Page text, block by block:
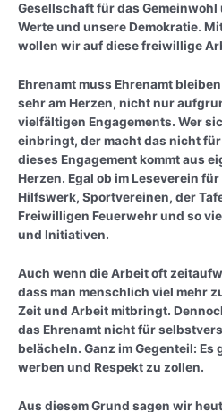
Gesellschaft für das
Werte und unsere Demokratie.
wollen wir auf diese freiwillige
Ehrenamt muss Ehrenamt
sehr am Herzen, nicht nur
vielfältigen Engagements. Wer
einbringt, der macht das nicht
dieses Engagement kommt aus
Herzen. Egal ob im Leseverein
Hilfswerk, Sportvereinen, der
Freiwilligen Feuerwehr und so
und Initiativen.
Auch wenn die Arbeit oft
dass man menschlich viel mehr
Zeit und Arbeit mitbringt.
das Ehrenamt nicht für
belächeln. Ganz im Gegenteil:
werben und Respekt zu zollen.
Aus diesem Grund sagen wir